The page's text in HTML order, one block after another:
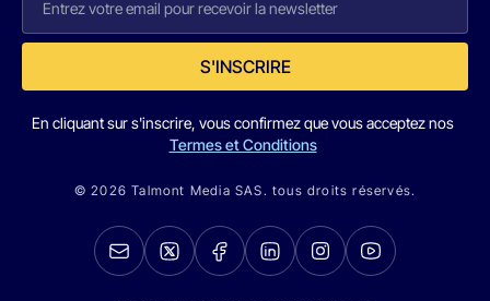
S'INSCRIRE
En cliquant sur s'inscrire, vous confirmez que vous acceptez nos
Termes et Conditions
© 2026 Talmont Media SAS. tous droits réservés.